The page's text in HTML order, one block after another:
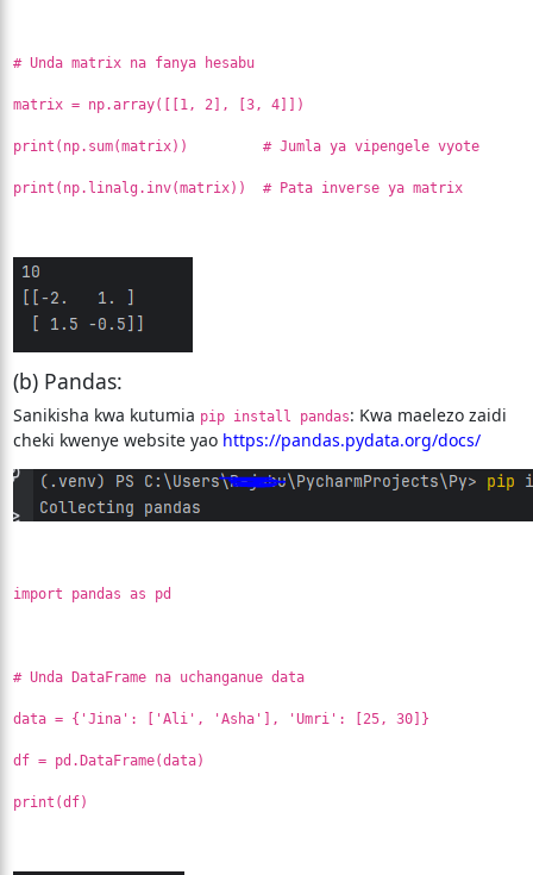
# Unda matrix na fanya hesabu
matrix = np.array([[1, 2], [3, 4]])
print(np.sum(matrix)) # Jumla ya vipengele vyote
print(np.linalg.inv(matrix)) # Pata inverse ya matrix
(b) Pandas:
Sanikisha kwa kutumia pip install pandas: Kwa maelezo zaidi
cheki kwenye website yao https://pandas.pydata.org/docs/
import pandas as pd
# Unda DataFrame na uchanganue data
data = {'Jina': ['Ali', 'Asha'], 'Umri': [25, 30]}
df = pd.DataFrame(data)
print(df)